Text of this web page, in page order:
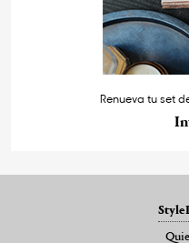
Renueva tu set